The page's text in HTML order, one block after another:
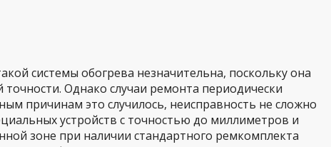
системы обогрева незначительна, поскольку она
точности. Однако случаи ремонта периодически
причинам это случилось, неисправность не сложно
устройств с точностью до миллиметров и
зоне при наличии стандартного ремкомплекта